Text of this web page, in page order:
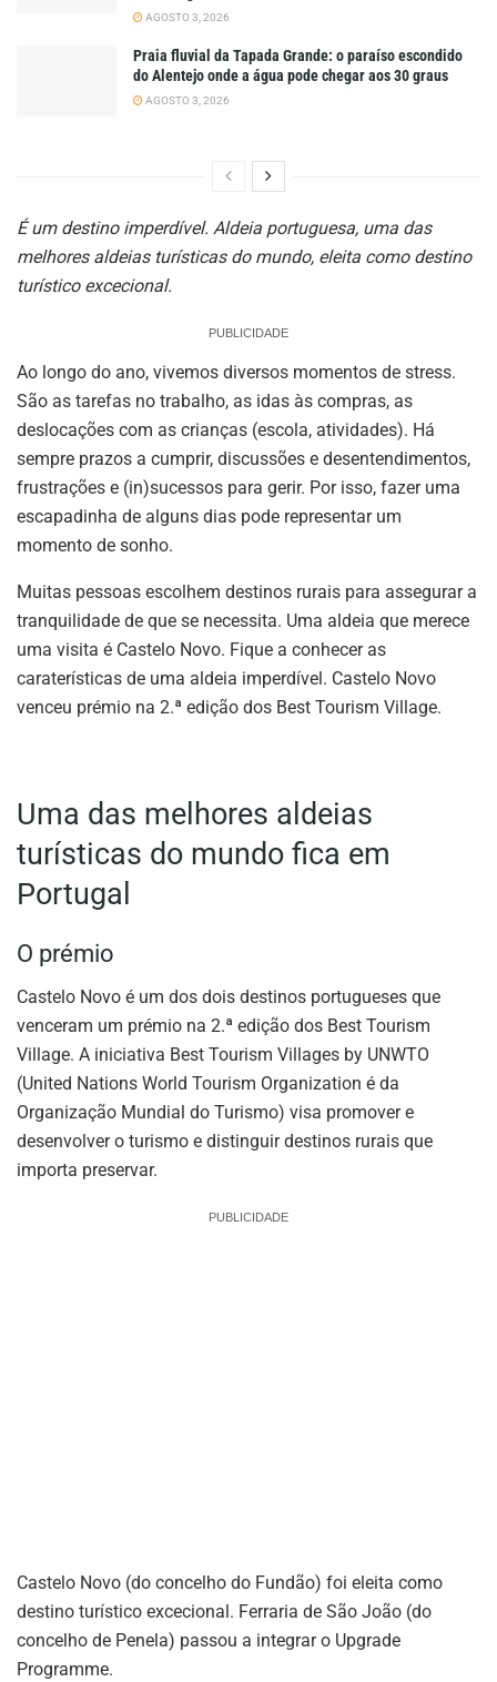
AGOSTO 3, 2026
Praia fluvial da Tapada Grande: o paraíso escondido
do Alentejo onde a água pode chegar aos 30 graus
AGOSTO 3, 2026
É um destino imperdível. Aldeia portuguesa, uma das
melhores aldeias turísticas do mundo, eleita como destino
turístico excecional.
PUBLICIDADE
Ao longo do ano, vivemos diversos momentos de stress.
São as tarefas no trabalho, as idas às compras, as
deslocações com as crianças (escola, atividades). Há
sempre prazos a cumprir, discussões e desentendimentos,
frustrações e (in)sucessos para gerir. Por isso, fazer uma
escapadinha de alguns dias pode representar um
momento de sonho.
Muitas pessoas escolhem destinos rurais para assegurar a
tranquilidade de que se necessita. Uma aldeia que merece
uma visita é Castelo Novo. Fique a conhecer as
caraterísticas de uma aldeia imperdível. Castelo Novo
venceu prémio na 2.ª edição dos Best Tourism Village.
Uma das melhores aldeias
turísticas do mundo fica em
Portugal
O prémio
Castelo Novo é um dos dois destinos portugueses que
venceram um prémio na 2.ª edição dos Best Tourism
Village. A iniciativa Best Tourism Villages by UNWTO
(United Nations World Tourism Organization é da
Organização Mundial do Turismo) visa promover e
desenvolver o turismo e distinguir destinos rurais que
importa preservar.
PUBLICIDADE
Castelo Novo (do concelho do Fundão) foi eleita como
destino turístico excecional. Ferraria de São João (do
concelho de Penela) passou a integrar o Upgrade
Programme.